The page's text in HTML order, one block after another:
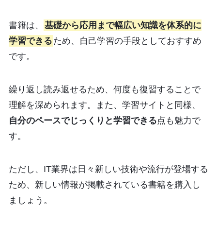
書籍は、
基礎から応用まで幅広い知識を体系的に
学習できる ため、自己学習の手段としておすすめ
です。
繰り返し読み返せるため、何度も復習することで
理解を深められます。また、学習サイトと同様、
自分のペースでじっくりと学習できる点も魅力で
す。
ただし、IT業界は日々新しい技術や流行が登場する
ため、新しい情報が掲載されている書籍を購入し
ましょう。